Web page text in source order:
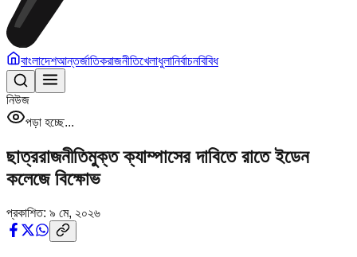
বাংলাদেশআন্তর্জাতিকরাজনীতিখেলাধুলানির্বাচনবিবিধ
নিউজ
পড়া হচ্ছে...
ছাত্ররাজনীতিমুক্ত ক্যাম্পাসের দাবিতে রাতে ইডেন
কলেজে বিক্ষোভ
প্রকাশিত: ৯ মে, ২০২৬